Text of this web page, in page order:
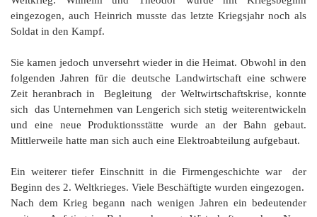
eingezogen, auch Heinrich musste das letzte Kriegsjahr noch als
Soldat in den Kampf.
Sie kamen jedoch unversehrt wieder in die Heimat. Obwohl in den
folgenden Jahren für die deutsche Landwirtschaft eine schwere
Zeit heranbrach in Begleitung der Weltwirtschaftskrise, konnte
sich das Unternehmen van Lengerich sich stetig weiterentwickeln
und eine neue Produktionsstätte wurde an der Bahn gebaut.
Mittlerweile hatte man sich auch eine Elektroabteilung aufgebaut.
Ein weiterer tiefer Einschnitt in die Firmengeschichte war der
Beginn des 2. Weltkrieges. Viele Beschäftigte wurden eingezogen.
Nach dem Krieg begann nach wenigen Jahren ein bedeutender